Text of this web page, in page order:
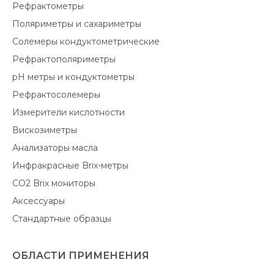
Рефрактометры
Поляриметры и сахариметры
Солемеры кондуктометрические
Рефрактополяриметры
pH метры и кондуктометры
Рефрактосолемеры
Измерители кислотности
Вискозиметры
Анализаторы масла
Инфракрасные Brix-метры
CO2 Brix мониторы
Аксессуары
Стандартные образцы
ОБЛАСТИ ПРИМЕНЕНИЯ